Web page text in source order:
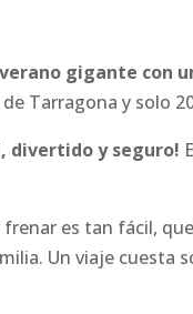
gigante con
Tarragona y solo
divertido y seguro!
es tan fácil,
Un viaje cuesta